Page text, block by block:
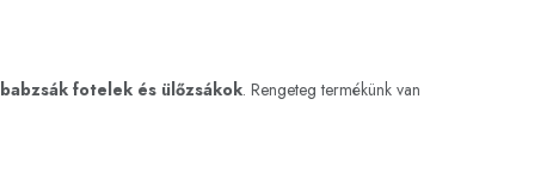
babzsák fotelek és ülőzsákok. Rengeteg termékünk van